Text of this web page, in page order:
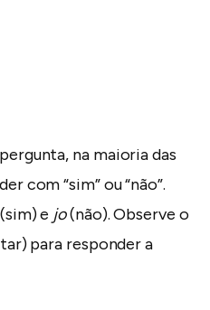
na maioria das
com “sim” ou “não”.
(sim) e jo(não). Observe o
para responder a